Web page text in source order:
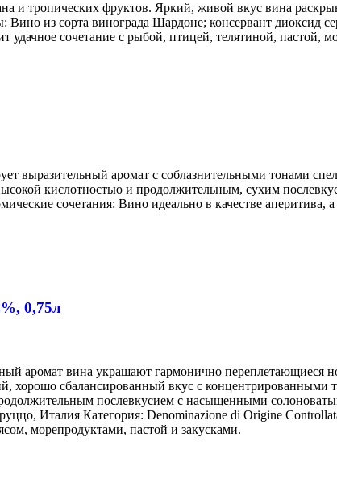
и тропических фруктов. Яркий, живой вкус вина
из сорта винограда Шардоне; консервант
удачное сочетание с рыбой, птицей, телятиной, пастой,
выразительный аромат с соблазнительными тонами
кислотностью и продолжительным, сухим
сочетания: Вино идеально в качестве аперитива,
0,75л
аромат вина украшают гармонично переплетающиеся
хорошо сбалансированный вкус с концентрированными
послевкусием с насыщенными
Италия Категория: Denominazione di Origine
морепродуктами, пастой и закусками.